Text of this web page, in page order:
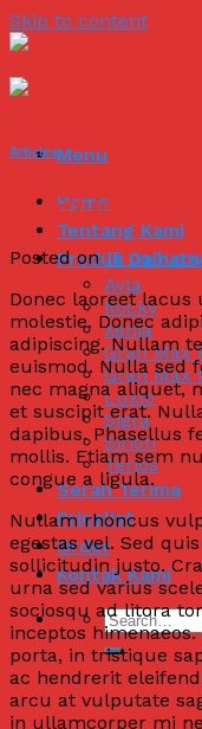
Skip to content
Menu
Home
Tentang Kami
Produk
Ayla
Rocky
Xenia
Gran Max
Gran Max
Luxio
Sigra
Sirion
Terios
Serah Terima
Pricelist
Order
Kontak Kami
Articles
Nvarius nibh
Posted on15
Donec laoreet
molestie. Donec
adipiscing. Nullam
euismod. Nulla sed
nec magna aliquet,
et suscipit erat.
dapibus. Phasellus
mollis. Etiam sem
congue a ligula.
Nullam rhoncus
egestas vel. Sed
sollicitudin justo.
urna sed varius
sociosqu ad litora
inceptos
porta, in tristique
ac hendrerit
arcu at vulputate
in ullamcorper mi